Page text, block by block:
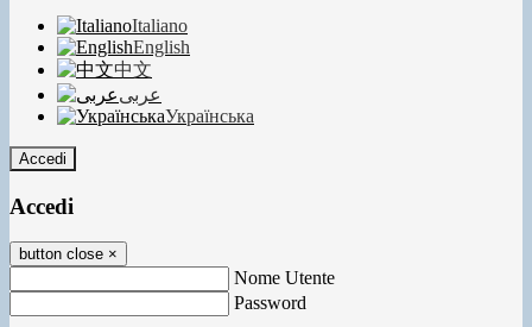
Italiano
English
中文
عربى
Українська
Accedi
Accedi
button close ×
Nome Utente
Password